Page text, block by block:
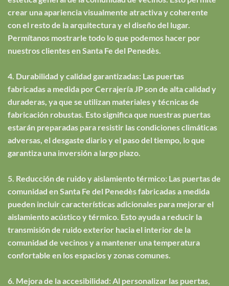
crear una apariencia visualmente atractiva y coherente
con el resto de la arquitectura y el diseño del lugar.
Permítanos mostrarle todo lo que podemos hacer por
nuestros clientes en Santa Fe del Penedès.
4. Durabilidad y calidad garantizadas: Las puertas
fabricadas a medida por Cerrajería JP son de alta calidad y
duraderas, ya que se utilizan materiales y técnicas de
fabricación robustas. Esto significa que nuestras puertas
estarán preparadas para resistir las condiciones climáticas
adversas, el desgaste diario y el paso del tiempo, lo que
garantiza una inversión a largo plazo.
5. Reducción de ruido y aislamiento térmico: Las puertas de
comunidad en Santa Fe del Penedès fabricadas a medida
pueden incluir características adicionales para mejorar el
aislamiento acústico y térmico. Esto ayuda a reducir la
transmisión de ruido exterior hacia el interior de la
comunidad de vecinos y a mantener una temperatura
confortable en los espacios y zonas comunes.
6. Mejora de la accesibilidad: Al personalizar las puertas,